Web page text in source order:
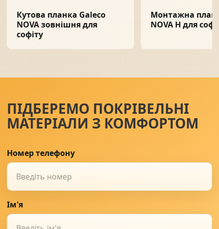
Кутова планка Galeco
NOVA зовнішня для
софіту
Монтажна
NOVA H для
ПІДБЕРЕМО ПОКРІВЕЛЬНІ
МАТЕРІАЛИ З КОМФОРТОМ
Номер телефону
Ім'я